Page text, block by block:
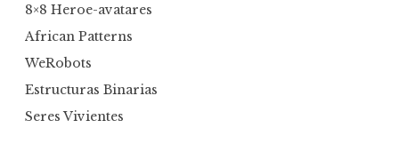
8×8 Heroe-avatares
African Patterns
WeRobots
Estructuras Binarias
Seres Vivientes